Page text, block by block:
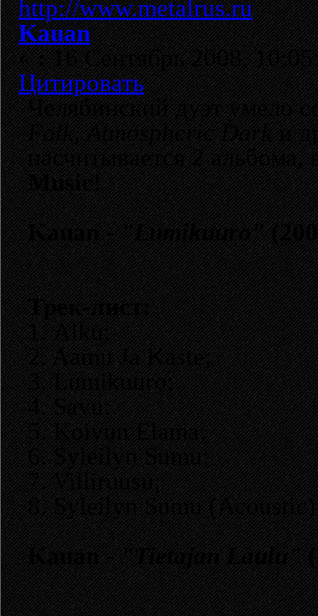
Kauan
«:16 Сентябрь 2008,
Цитировать
Челябинский дуэт умело
Folk,Atmospheric Darkи
насчитывается 2
Music!
Kauan -"Lumikuuro"
Трек-лист:
1. Alku;
2. Aamu Ja Kaste;
3. Lumikuuro;
4. Savu;
5. Koivun Elama;
6. Syleilyn Sumu;
7. Villiruusu;
8. Syleilyn Sumu
Kauan -"Tietajan Laulu"